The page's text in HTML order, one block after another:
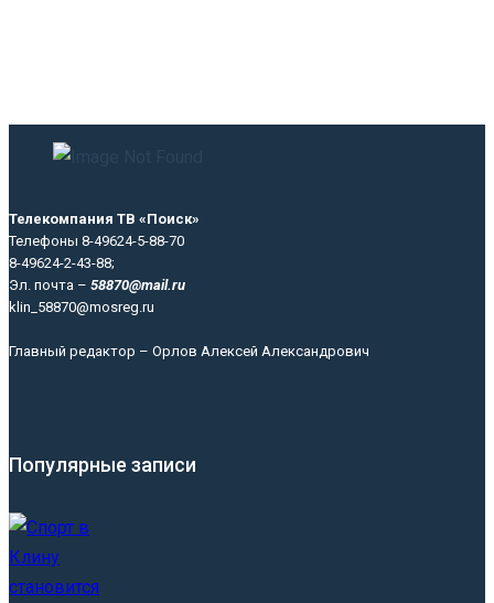
Телекомпания ТВ «Поиск»
Телефоны 8-49624-5-88-70
8-49624-2-43-88;
Эл. почта – 58870@mail.ru
klin_58870@mosreg.ru
Главный редактор – Орлов Алексей Александрович
Популярные записи